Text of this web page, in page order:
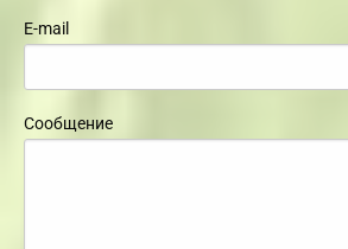
E-mail
Сообщение